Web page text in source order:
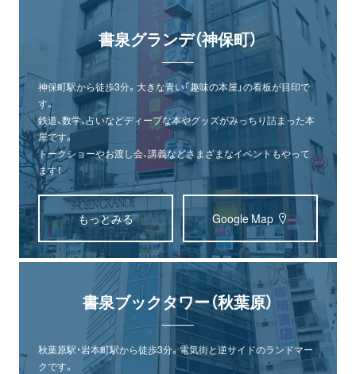
書泉グランデ（神保町）
神保町駅から徒歩3分。大きな青い「趣味の本屋」の看板が目印で
す。
鉄道、数学、占いなどディープな本やグッズがみっちり詰まった本
屋です。
トークショーやお渡し会、講義などさまざまなイベントもやって
ます！
もっとみる Google Map
書泉ブックタワー（秋葉原）
秋葉原駅・岩本町駅から徒歩3分。電気街と逆サイドのランドマー
クです。